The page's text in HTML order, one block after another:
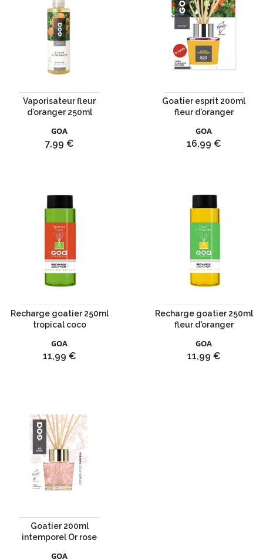
Vaporisateur fleur
d'oranger 250ml
GOA
Prix
7,99 €
Goatier esprit 200ml
fleur d'oranger
GOA
Prix
16,99 €
Recharge goatier 250ml
tropical coco
GOA
Prix
11,99 €
Recharge goatier 250ml
fleur d'oranger
GOA
Prix
11,99 €
Goatier 200ml
intemporel Or rose
GOA